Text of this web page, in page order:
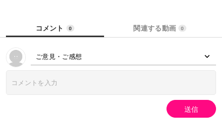
コメント 0 関連する動画 0
ご意見・ご感想
送信